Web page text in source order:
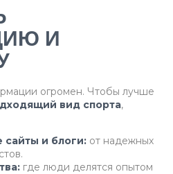
И
огромен. Чтобы лучше
вид спорта,
и блоги: от надежных
где люди делятся опытом